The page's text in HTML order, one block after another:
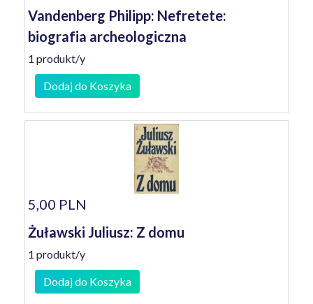
Vandenberg Philipp: Nefretete:
biografia archeologiczna
1 produkt/y
Dodaj do Koszyka
5,00 PLN
Żuławski Juliusz: Z domu
1 produkt/y
Dodaj do Koszyka